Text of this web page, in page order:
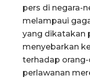
pers di negara-
melampaui
yang dikatakan
menyebarkan
terhadap
perlawanan